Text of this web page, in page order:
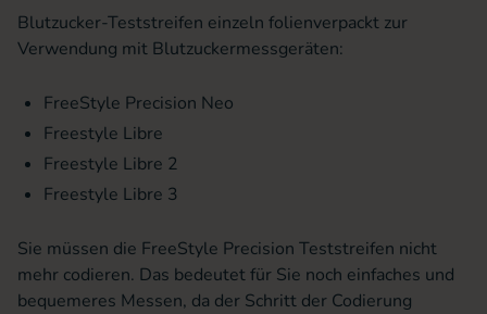
Blutzucker-Teststreifen einzeln folienverpackt zur
Verwendung mit Blutzuckermessgeräten:
FreeStyle Precision Neo
Freestyle Libre
Freestyle Libre 2
Freestyle Libre 3
Sie müssen die FreeStyle Precision Teststreifen nicht
mehr codieren. Das bedeutet für Sie noch einfaches und
bequemeres Messen, da der Schritt der Codierung